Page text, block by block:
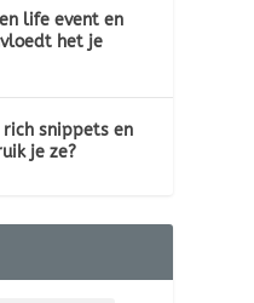
life event en
het je
snippets en
je ze?